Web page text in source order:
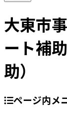
大東市
ート補
助）
ページ内メ